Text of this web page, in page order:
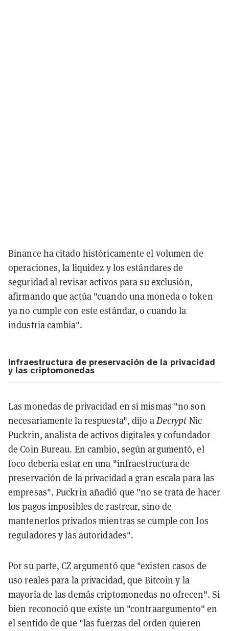
Binance ha citado históricamente el volumen de
operaciones, la liquidez y los estándares de
seguridad al revisar activos para su exclusión,
afirmando que actúa "cuando una moneda o token
ya no cumple con este estándar, o cuando la
industria cambia".
Infraestructura de preservación de la privacidad
y las criptomonedas
Las monedas de privacidad en sí mismas "no son
necesariamente la respuesta", dijo aDecrypt Nic
Puckrin, analista de activos digitales y cofundador
de Coin Bureau. En cambio, según argumentó, el
foco debería estar en una "infraestructura de
preservación de la privacidad a gran escala para las
empresas". Puckrin añadió que "no se trata de hacer
los pagos imposibles de rastrear, sino de
mantenerlos privados mientras se cumple con los
reguladores y las autoridades".
Por su parte, CZ argumentó que "existen casos de
uso reales para la privacidad, que Bitcoin y la
mayoría de las demás criptomonedas no ofrecen". Si
bien reconoció que existe un "contraargumento" en
el sentido de que "las fuerzas del orden quieren